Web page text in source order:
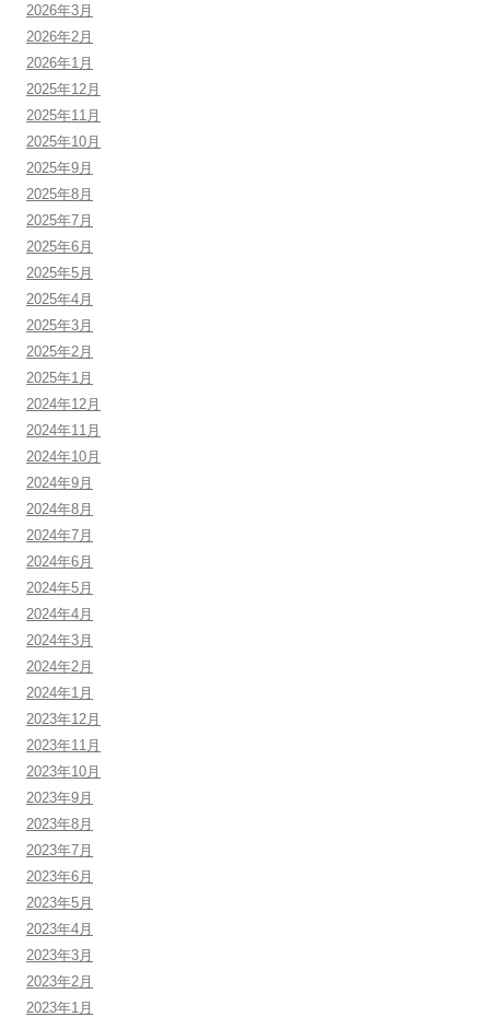
2026年3月
2026年2月
2026年1月
2025年12月
2025年11月
2025年10月
2025年9月
2025年8月
2025年7月
2025年6月
2025年5月
2025年4月
2025年3月
2025年2月
2025年1月
2024年12月
2024年11月
2024年10月
2024年9月
2024年8月
2024年7月
2024年6月
2024年5月
2024年4月
2024年3月
2024年2月
2024年1月
2023年12月
2023年11月
2023年10月
2023年9月
2023年8月
2023年7月
2023年6月
2023年5月
2023年4月
2023年3月
2023年2月
2023年1月